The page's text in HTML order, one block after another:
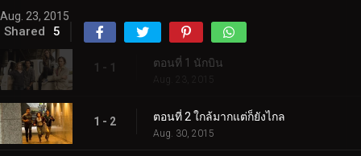
Aug. 23, 2015
Shared 5
1 - 1 ตอนที่ 1 นักบิน
Aug. 23, 2015
1 - 2 ตอนที่ 2 ใกล้มากแต่ก็ยังไกล
Aug. 30, 2015